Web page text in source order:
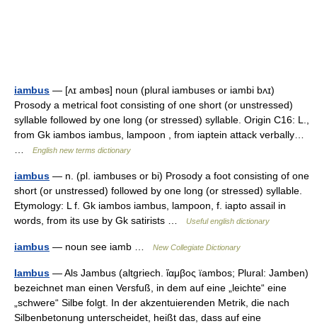
iambus — [ʌɪ ambəs] noun (plural iambuses or iambi bʌɪ)
Prosody a metrical foot consisting of one short (or unstressed)
syllable followed by one long (or stressed) syllable. Origin C16: L.,
from Gk iambos iambus, lampoon , from iaptein attack verbally…
English new terms dictionary
iambus — n. (pl. iambuses or bi) Prosody a foot consisting of one
short (or unstressed) followed by one long (or stressed) syllable.
Etymology: L f. Gk iambos iambus, lampoon, f. iapto assail in
words, from its use by Gk satirists …
Useful english dictionary
iambus — noun see iamb … New Collegiate Dictionary
Iambus — Als Jambus (altgriech. ἴαμβος ïambos; Plural: Jamben)
bezeichnet man einen Versfuß, in dem auf eine „leichte“ eine
„schwere“ Silbe folgt. In der akzentuierenden Metrik, die nach
Silbenbetonung unterscheidet, heißt das, dass auf eine